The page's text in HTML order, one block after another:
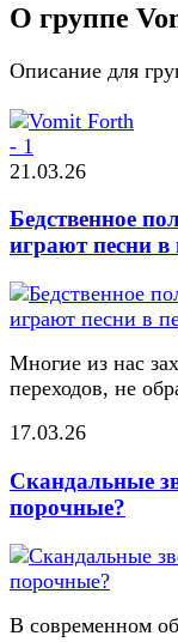
О группе
Описание для
21.03.26
Бедственное
играют песни в
Многие из нас
переходов, не
17.03.26
Скандальные
порочные?
В современном